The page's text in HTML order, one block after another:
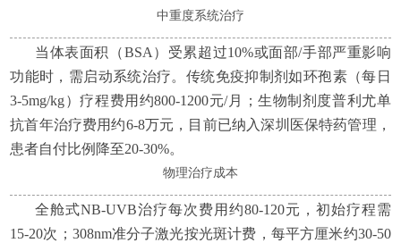
中重度系统治疗
当体表面积（BSA）受累超过10%或面部/手部严重影响
功能时，需启动系统治疗。传统免疫抑制剂如环孢素（每日
3-5mg/kg）疗程费用约800-1200元/月；生物制剂度普利尤单
抗首年治疗费用约6-8万元，目前已纳入深圳医保特药管理，
患者自付比例降至20-30%。
物理治疗成本
全舱式NB-UVB治疗每次费用约80-120元，初始疗程需
15-20次；308nm准分子激光按光斑计费，每平方厘米约30-50